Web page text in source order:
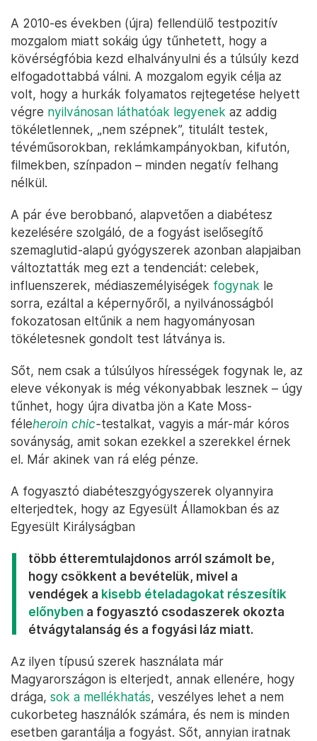
A 2010-es években (újra) fellendülő testpozitív
mozgalom miatt sokáig úgy tűnhetett, hogy a
kövérségfóbia kezd elhalványulni és a túlsúly kezd
elfogadottabbá válni. A mozgalom egyik célja az
volt, hogy a hurkák folyamatos rejtegetése helyett
végre nyilvánosan láthatóak legyenek az addig
tökéletlennek, „nem szépnek”, titulált testek,
tévéműsorokban, reklámkampányokban, kifutón,
filmekben, színpadon – minden negatív felhang
nélkül.
A pár éve berobbanó, alapvetően a diabétesz
kezelésére szolgáló, de a fogyást iselősegítő
szemaglutid-alapú gyógyszerek azonban alapjaiban
változtatták meg ezt a tendenciát: celebek,
influenszerek, médiaszemélyiségek fogynak le
sorra, ezáltal a képernyőről, a nyilvánosságból
fokozatosan eltűnik a nem hagyományosan
tökéletesnek gondolt test látványa is.
Sőt, nem csak a túlsúlyos hírességek fogynak le, az
eleve vékonyak is még vékonyabbak lesznek – úgy
tűnhet, hogy újra divatba jön a Kate Moss-
féleheroin chic-testalkat, vagyis a már-már kóros
soványság, amit sokan ezekkel a szerekkel érnek
el. Már akinek van rá elég pénze.
A fogyasztó diabéteszgyógyszerek olyannyira
elterjedtek, hogy az Egyesült Államokban és az
Egyesült Királyságban
több étteremtulajdonos arról számolt be,
hogy csökkent a bevételük, mivel a
vendégek a kisebb ételadagokat részesítik
előnyben a fogyasztó csodaszerek okozta
étvágytalanság és a fogyási láz miatt.
Az ilyen típusú szerek használata már
Magyarországon is elterjedt, annak ellenére, hogy
drága, sok a mellékhatás, veszélyes lehet a nem
cukorbeteg használók számára, és nem is minden
esetben garantálja a fogyást. Sőt, annyian iratnak